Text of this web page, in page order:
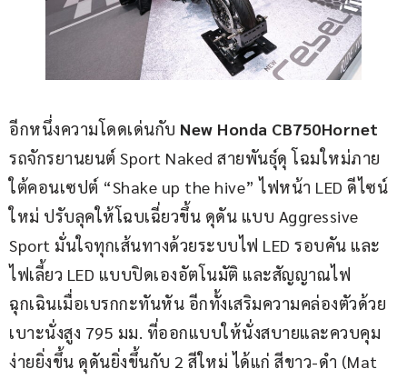
อีกหนึ่งความโดดเด่นกับ New Honda CB750Hornet
รถจักรยานยนต์ Sport Naked สายพันธุ์ดุ โฉมใหม่ภาย
ใต้คอนเซปต์ “Shake up the hive” ไฟหน้า LED ดีไซน์
ใหม่ ปรับลุคให้โฉบเฉี่ยวขึ้น ดุดัน แบบ Aggressive
Sport มั่นใจทุกเส้นทางด้วยระบบไฟ LED รอบคัน และ
ไฟเลี้ยว LED แบบปิดเองอัตโนมัติ และสัญญาณไฟ
ฉุกเฉินเมื่อเบรกกะทันหัน อีกทั้งเสริมความคล่องตัวด้วย
เบาะนั่งสูง 795 มม. ที่ออกแบบให้นั่งสบายและควบคุม
ง่ายยิ่งขึ้น ดุดันยิ่งขึ้นกับ 2 สีใหม่ ได้แก่ สีขาว-ดำ (Mat